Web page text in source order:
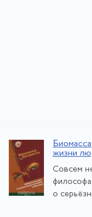
Биомасса
жизни
Совсем
о